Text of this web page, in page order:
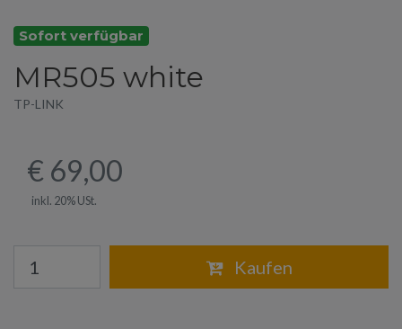
Sofort verfügbar
MR505 white
TP-LINK
€ 69,00
inkl. 20% USt.
Kaufen